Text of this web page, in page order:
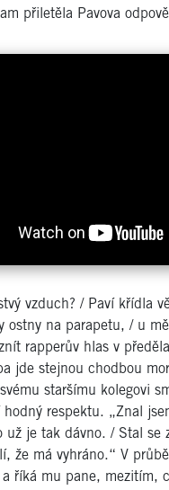
přiletěla Pavova
vzduch? / Paví křídla
ostny na parapetu, / u
rapperův hlas v
jde stejnou chodbou
staršímu kolegovi
respektu. „Znal
už je tak dávno. / Stal se
že má vyhráno.“ V
a říká mu pane, mezitím,